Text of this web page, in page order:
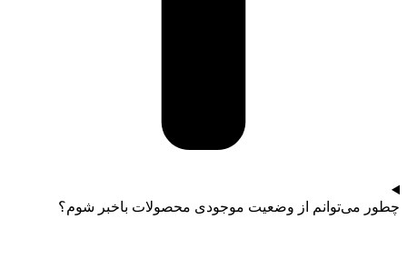
چطور می‌توانم از وضعیت موجودی محصولات باخبر شوم؟